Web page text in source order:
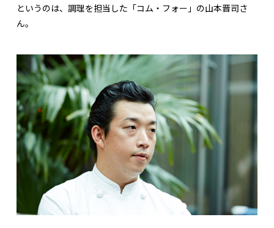
というのは、調理を担当した「コム・フォー」の山本晋司さ
ん。